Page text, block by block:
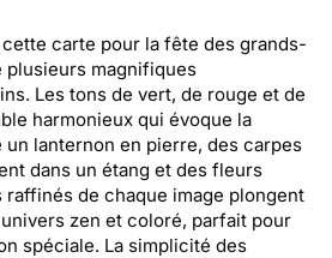
carte pour la fête des grands-
plusieurs magnifiques
Les tons de vert, de rouge et de
harmonieux qui évoque la
un lanternon en pierre, des carpes
dans un étang et des fleurs
raffinés de chaque image plongent
univers zen et coloré, parfait pour
spéciale. La simplicité des